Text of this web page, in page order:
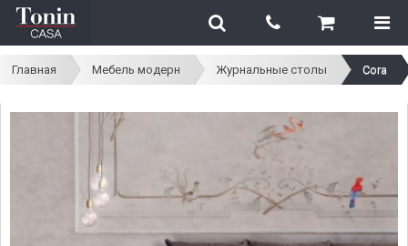
Главная Мебель модерн Журнальные столы Cora